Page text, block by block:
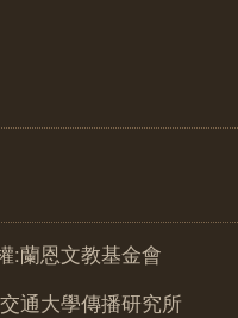
:蘭恩文教基金會
通大學傳播研究所